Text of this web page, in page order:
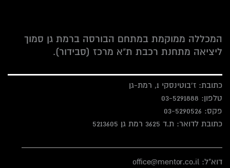
המכללה ממוקמת במתחם הבורסה ברמת גן סמוך
ליציאה מתחנת רכבת ת"א מרכז (סבידור).
כתובת: ז'בוטינסקי 1, רמת-גן
טלפון: 03-5291888
פקס: 03-5290526
כתובת לדואר: ת.ד 3625 רמת גן 5213605
דוא"ל: office@mentor.co.il